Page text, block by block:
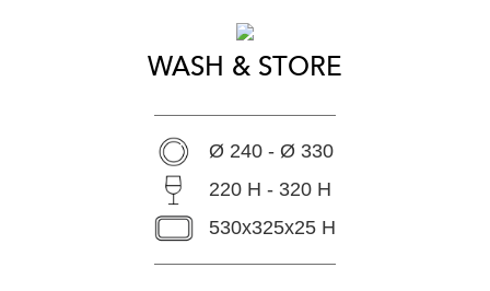
WASH & STORE
Ø 240 - Ø 330
220 H - 320 H
530x325x25 H